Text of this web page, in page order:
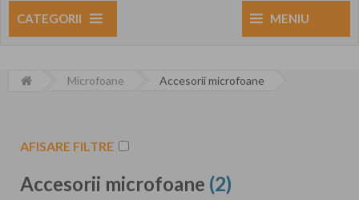
CATEGORII MENIU
Microfoane Accesorii microfoane
AFISARE FILTRE
Accesorii microfoane (2)